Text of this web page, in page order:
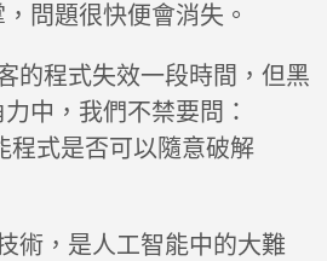
問題很快便會消失。
的程式失效一段時間，但黑
中，我們不禁要問：
式是否可以隨意破解
術，是人工智能中的大難